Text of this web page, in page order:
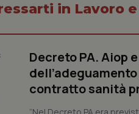
in Lavoro
Decreto PA. Aiop
contratto sanità
__Secure-
ROLLOUT_TOKEN